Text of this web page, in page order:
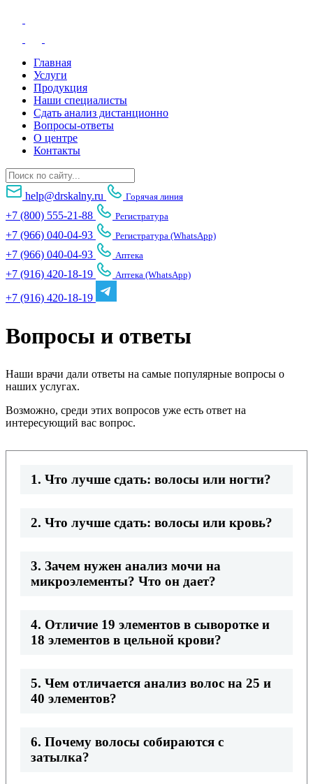
Главная
Услуги
Продукция
Наши специалисты
Сдать анализ дистанционно
Вопросы-ответы
О центре
Контакты
help@drskalny.ru Горячая линия
+7 (800) 555-21-88 Регистратура
+7 (966) 040-04-93 Регистратура (WhatsApp)
+7 (966) 040-04-93 Аптека
+7 (916) 420-18-19 Аптека (WhatsApp)
+7 (916) 420-18-19
Вопросы и ответы
Наши врачи дали ответы на самые популярные вопросы о
наших услугах.
Возможно, среди этих вопросов уже есть ответ на
интересующий вас вопрос.
1. Что лучше сдать: волосы или ногти?
2. Что лучше сдать: волосы или кровь?
3. Зачем нужен анализ мочи на
микроэлементы? Что он дает?
4. Отличие 19 элементов в сыворотке и
18 элементов в цельной крови?
5. Чем отличается анализ волос на 25 и
40 элементов?
6. Почему волосы собираются с
затылка?